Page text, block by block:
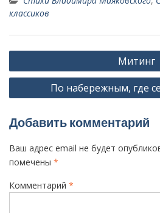
классиков
Н
а
г
а
ц
и
Митинг
По набережным, где
Добавить комментарий
Ваш адрес email не будет
помечены *
Комментарий *